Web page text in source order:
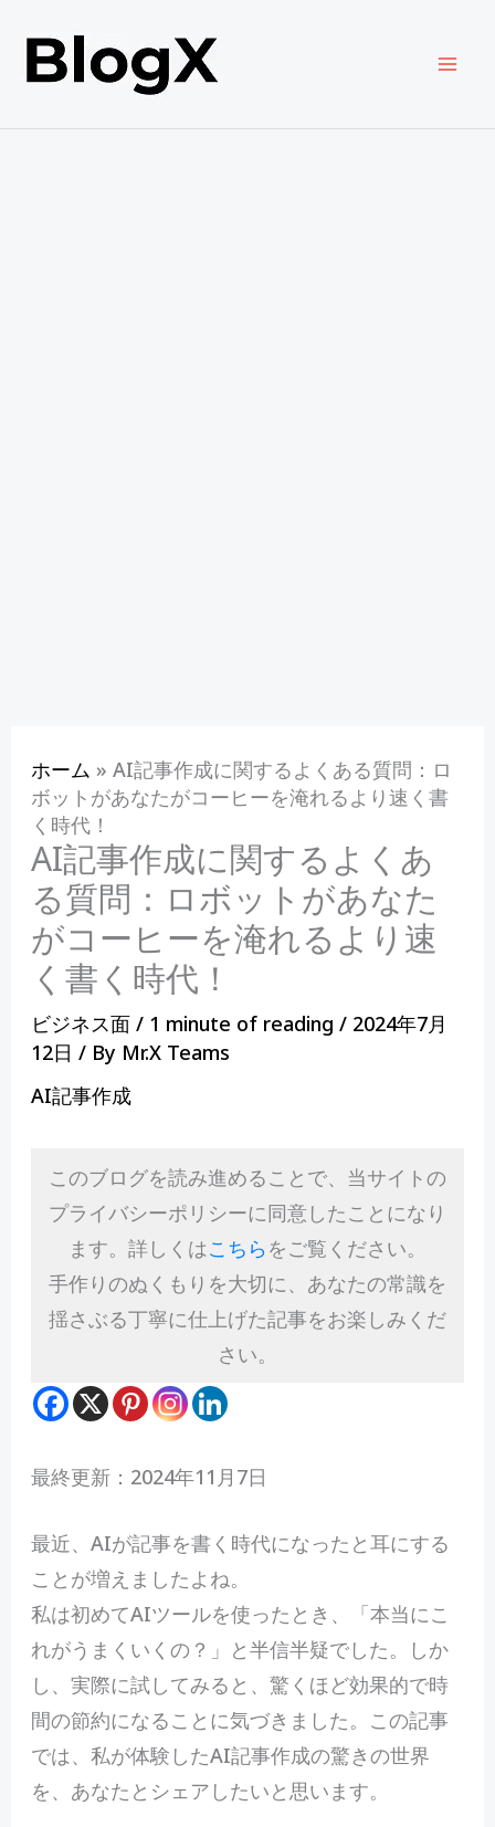
ス
ホーム » AI記事作成に関するよくある質問：ロ
ボットがあなたがコーヒーを淹れるより速く書
く時代！
AI記事作成に関するよくあ
る質問：ロボットがあなた
がコーヒーを淹れるより速
く書く時代！
ビジネス面/ 1 minute of reading / 2024年7月
12日 / By Mr.X Teams
AI記事作成
このブログを読み進めることで、当サイトの
プライバシーポリシーに同意したことになり
ます。詳しくはこちら をご覧ください。
手作りのぬくもりを大切に、あなたの常識を
揺さぶる丁寧に仕上げた記事をお楽しみくだ
さい。
最終更新：2024年11月7日
最近、AIが記事を書く時代になったと耳にする
ことが増えましたよね。
私は初めてAIツールを使ったとき、「本当にこ
れがうまくいくの？」と半信半疑でした。しか
し、実際に試してみると、驚くほど効果的で時
間の節約になることに気づきました。この記事
では、私が体験したAI記事作成の驚きの世界
を、あなたとシェアしたいと思います。